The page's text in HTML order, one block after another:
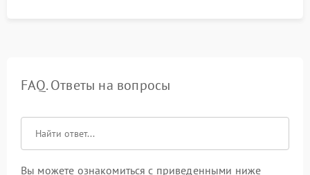
FAQ. Ответы на вопросы
Вы можете ознакомиться с приведенными ниже